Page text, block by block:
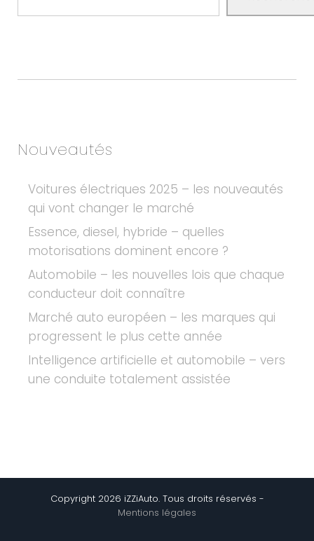
Nouveautés
Voitures électriques 2025 – les nouveautés
qui vont changer le marché
Essence, diesel, hybride – quelles
motorisations dominent encore ?
Automobile – les nouvelles lois que chaque
conducteur doit connaître
Marché auto européen – les marques qui
progressent le plus cette année
Intelligence artificielle et automobile – vers
une conduite totalement assistée
Copyright 2026 iZZiAuto. Tous droits réservés -
Mentions légales